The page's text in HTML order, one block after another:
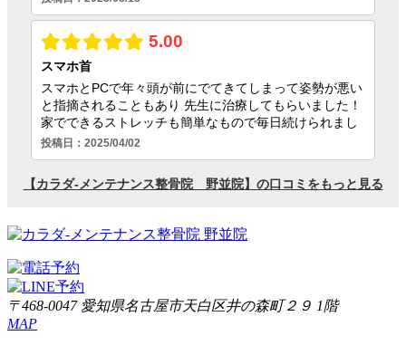
〒468-0047 愛知県名古屋市天白区井の森町２９ 1階
MAP